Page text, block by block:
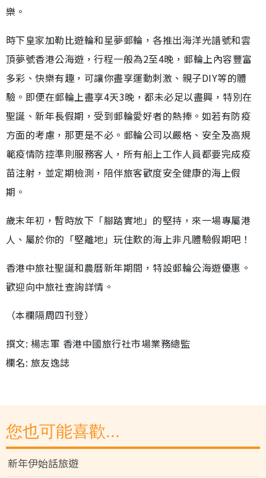
樂。
時下皇家加勒比遊輪和星夢郵輪，各推出海洋光譜號和雲
頂夢號香港公海遊，行程一般為2至4晚，郵輪上內容豐富
多彩、快樂有趣，可讓你盡享運動刺激、親子DIY等的體
驗。即便在郵輪上盡享4天3晚，都未必足以盡興，特別在
聖誕、新年長假期，受到郵輪愛好者的熱捧。如若有防疫
方面的考慮，那更是不必。郵輪公司以嚴格、安全及高規
範疫情防控準則服務客人，所有船上工作人員都要完成疫
苗注射，並定期檢測，陪伴旅客歡度安全健康的海上假
期。
歲末年初，暫時放下「腳踏實地」的堅持，來一場專屬港
人、屬於你的「堅離地」玩住歎的海上非凡體驗假期吧！
香港中旅社聖誕和農曆新年期間，特設郵輪公海遊優惠。
歡迎向中旅社查詢詳情。
（本欄隔周四刊登）
撰文: 楊志軍 香港中國旅行社市場業務總監
欄名: 旅友逸誌
您也可能喜歡...
新年伊始話旅遊